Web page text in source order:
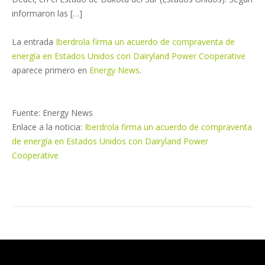
informaron las […]
La entrada Iberdrola firma un acuerdo de compraventa de
energía en Estados Unidos con Dairyland Power Cooperative
aparece primero en Energy News.
Fuente: Energy News
Enlace a la noticia: Iberdrola firma un acuerdo de compraventa
de energía en Estados Unidos con Dairyland Power
Cooperative